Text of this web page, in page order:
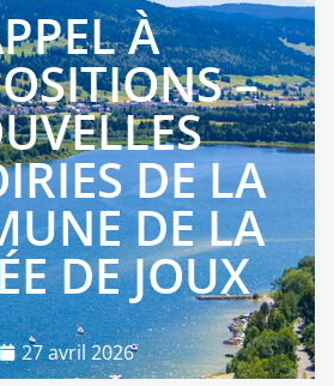
À
–
DE LA
DE LA
DE JOUX
27 avril 2026